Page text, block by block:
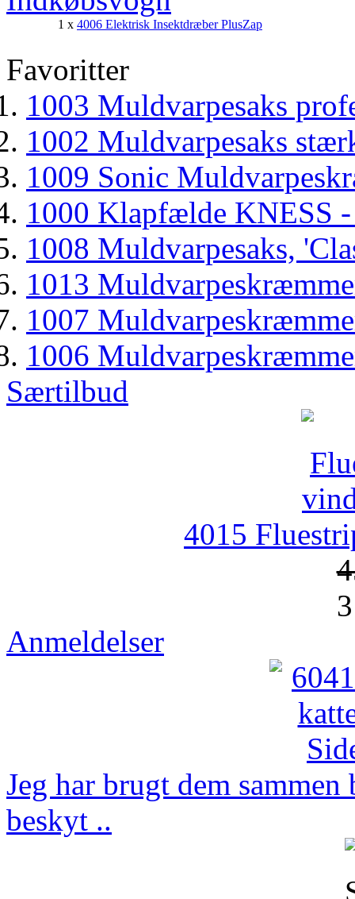
1 x 4006 Elektrisk Insektdræber PlusZap
Favoritter
1003 Muldvarpesaks
1002 Muldvarpesaks
1009 Sonic
1000 Klapfælde KNESS -
1008 Muldvarpesaks,
1013
1007
1006
Særtilbud
4015
Anmeldelser
Jeg har brugt dem
beskyt ..